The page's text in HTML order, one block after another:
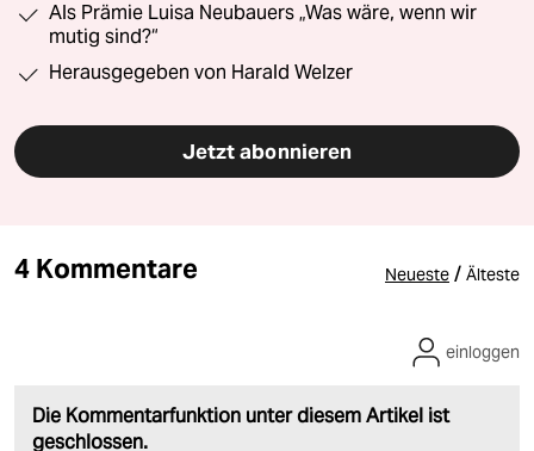
Als Prämie Luisa Neubauers „Was wäre, wenn wir
mutig sind?“
Herausgegeben von Harald Welzer
Jetzt abonnieren
4 Kommentare Neueste / Älteste
Die Kommentarfunktion unter diesem Artikel ist
geschlossen.
einloggen